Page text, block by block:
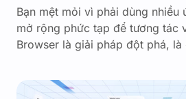
Bạn mệt mỏi vì phải dùng nhiều
mở rộng phức tạp để tương tác
Browser là giải pháp đột phá,